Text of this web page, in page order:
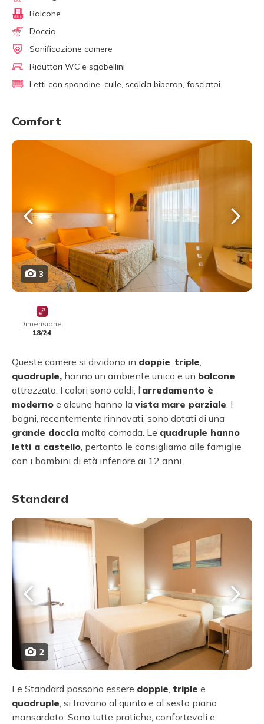
Balcone
Doccia
Sanificazione camere
Riduttori WC e sgabellini
Letti con spondine, culle, scalda biberon, fasciatoi
Comfort
3
Dimensione:
18/24
Queste camere si dividono in doppie, triple,
quadruple, hanno un ambiente unico e un balcone
attrezzato. I colori sono caldi, l’arredamento è
moderno e alcune hanno la vista mare parziale. I
bagni, recentemente rinnovati, sono dotati di una
grande doccia molto comoda. Le quadruple hanno
letti a castello, pertanto le consigliamo alle famiglie
con i bambini di età inferiore ai 12 anni.
Le Standard possono essere doppie triple e
quadruple , si trovano al quinto e al sesto piano
mansardato. Sono tutte pratiche, confortevoli e
Standard
2